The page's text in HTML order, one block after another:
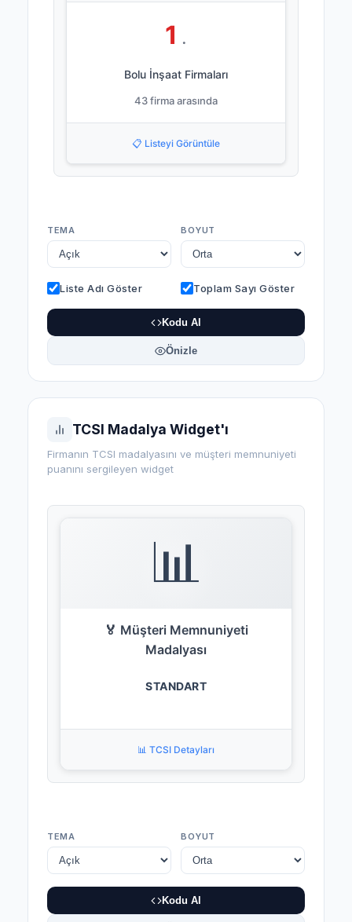
1 .
Bolu İnşaat Firmaları
43 firma arasında
📋 Listeyi Görüntüle
TEMA BOYUT
Liste Adı Göster Toplam Sayı Göster
Kodu Al
Önizle
TCSI Madalya Widget'ı
Firmanın TCSI madalyasını ve müşteri memnuniyeti
puanını sergileyen widget
📊
🏅 Müşteri Memnuniyeti
Madalyası
STANDART
📊 TCSI Detayları
TEMA BOYUT
Kodu Al